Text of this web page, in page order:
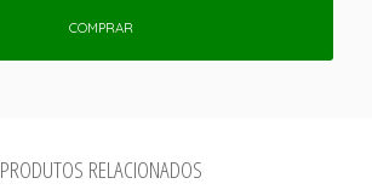
COMPRAR
PRODUTOS RELACIONADOS